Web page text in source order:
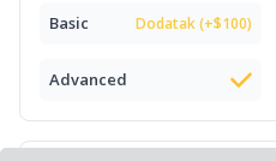
Basic Dodatak (+$100)
Advanced